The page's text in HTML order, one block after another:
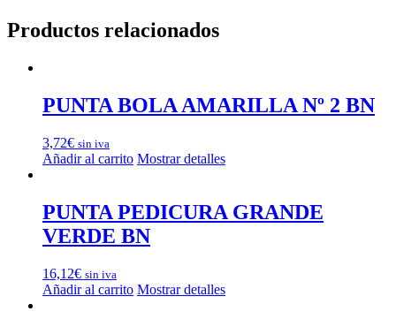
Productos relacionados
PUNTA BOLA AMARILLA Nº 2 BN
3,72€ sin iva
Añadir al carrito Mostrar detalles
PUNTA PEDICURA GRANDE
VERDE BN
16,12€ sin iva
Añadir al carrito Mostrar detalles